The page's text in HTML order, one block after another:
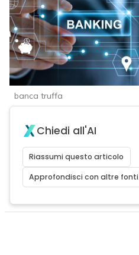
banca truffa
Chiedi all'AI
Riassumi questo articolo
Approfondisci con altre fonti